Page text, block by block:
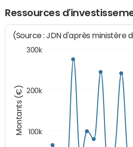
Ressources
Montants (€)
(Source : JDN d'après ministère
100k
200k
300k